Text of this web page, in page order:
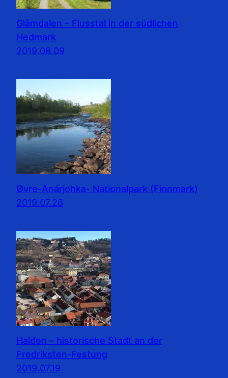
Glåmdalen – Flusstal in der südlichen
Hedmark
2019.08.09
Øvre-Anárjohka- Nationalpark (Finnmark)
2019.07.26
Halden – historische Stadt an der
Fredriksten-Festung
2019.07.19